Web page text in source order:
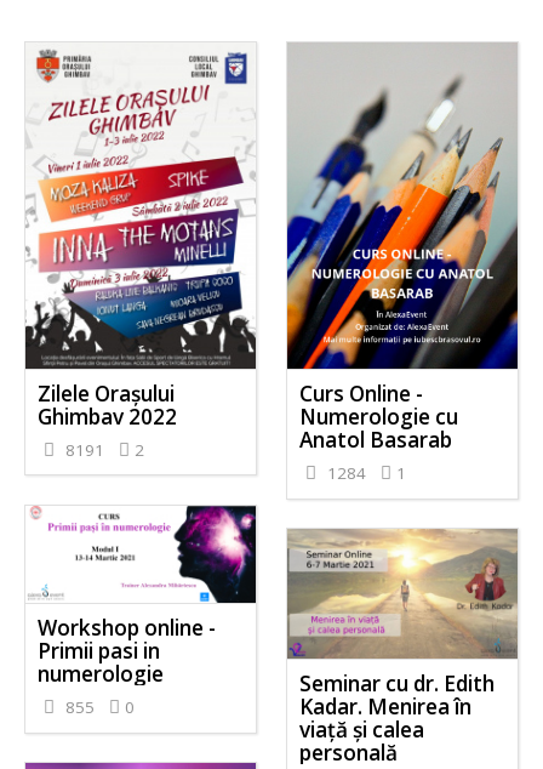
Zilele Orașului
Ghimbav 2022
8191 2
Curs Online -
Numerologie cu
Anatol Basarab
1284 1
Workshop online -
Primii pasi in
numerologie
855 0
Seminar cu dr. Edith
Kadar. Menirea în
viață și calea
personală